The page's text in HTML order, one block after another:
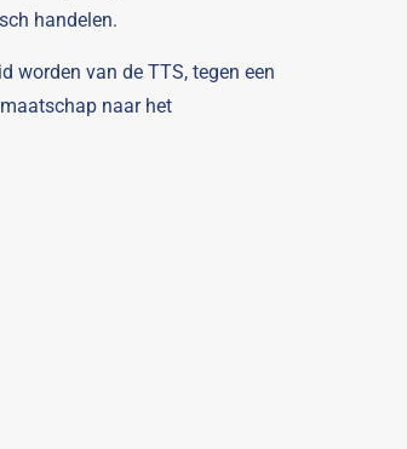
handelen.
worden van de TTS, tegen een
naar het